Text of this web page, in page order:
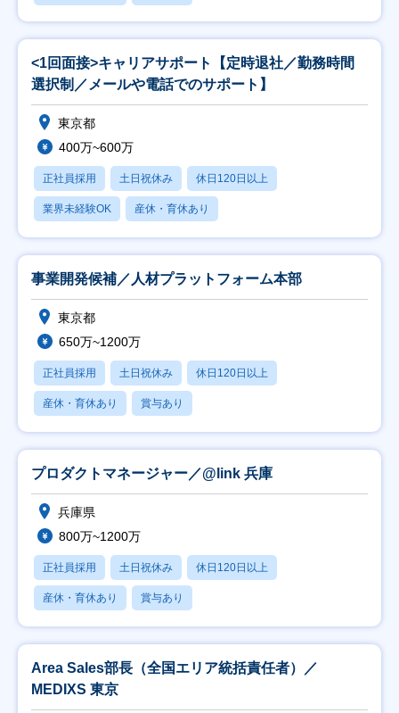
<1回面接>キャリアサポート【定時退社／勤務時間
選択制／メールや電話でのサポート】
東京都
400万~600万
正社員採用 土日祝休み 休日120日以上
業界未経験OK 産休・育休あり
事業開発候補／人材プラットフォーム本部
東京都
650万~1200万
正社員採用 土日祝休み 休日120日以上
産休・育休あり 賞与あり
プロダクトマネージャー／@link 兵庫
兵庫県
800万~1200万
正社員採用 土日祝休み 休日120日以上
産休・育休あり 賞与あり
Area Sales部長（全国エリア統括責任者）／
MEDIXS 東京